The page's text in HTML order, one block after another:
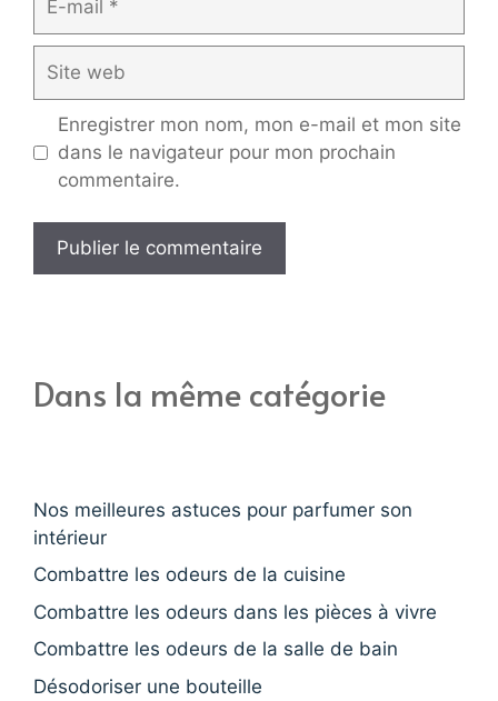
mail
web
Enregistrer mon nom, mon e-mail et mon site
dans le navigateur pour mon prochain
commentaire.
Dans la même catégorie
Nos meilleures astuces pour parfumer son
intérieur
Combattre les odeurs de la cuisine
Combattre les odeurs dans les pièces à vivre
Combattre les odeurs de la salle de bain
Désodoriser une bouteille